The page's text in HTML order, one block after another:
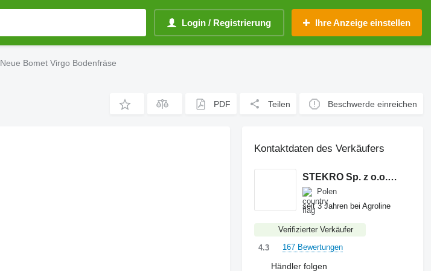
Login / Registrierung Ihre Anzeige einstellen
Neue Bomet Virgo Bodenfräse
PDF Teilen Beschwerde einreichen
Kontaktdaten des Verkäufers
STEKRO Sp. z o.o. Sp.k.
Polen
seit 3 Jahren bei Agroline
Verifizierter Verkäufer
4.3
167 Bewertungen
Händler folgen